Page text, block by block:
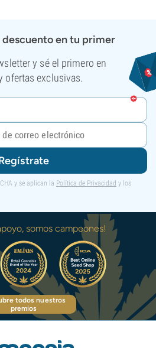
descuento en tu primer
y sé el primero en
ofertas exclusivas.
y se aplican la Política de Privacidad y los
somos campeones!
todos nuestros
premios